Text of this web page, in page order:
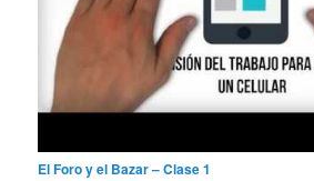
El Foro y el Bazar – Clase 1